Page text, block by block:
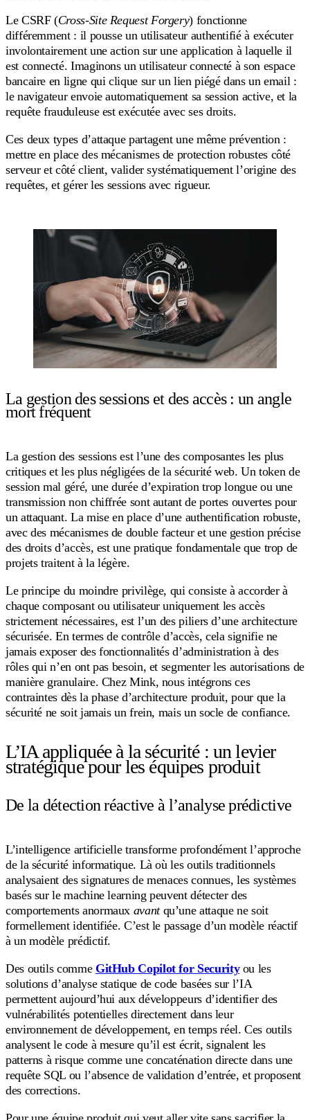
Le CSRF (Cross-Site Request Forgery) fonctionne
différemment : il pousse un utilisateur authentifié à exécuter
involontairement une action sur une application à laquelle il
est connecté. Imaginons un utilisateur connecté à son espace
bancaire en ligne qui clique sur un lien piégé dans un email :
le navigateur envoie automatiquement sa session active, et la
requête frauduleuse est exécutée avec ses droits.
Ces deux types d’attaque partagent une même prévention :
mettre en place des mécanismes de protection robustes côté
serveur et côté client, valider systématiquement l’origine des
requêtes, et gérer les sessions avec rigueur.
La gestion des sessions et des accès : un angle
mort fréquent
La gestion des sessions est l’une des composantes les plus
critiques et les plus négligées de la sécurité web. Un token de
session mal géré, une durée d’expiration trop longue ou une
transmission non chiffrée sont autant de portes ouvertes pour
un attaquant. La mise en place d’une authentification robuste,
avec des mécanismes de double facteur et une gestion précise
des droits d’accès, est une pratique fondamentale que trop de
projets traitent à la légère.
Le principe du moindre privilège, qui consiste à accorder à
chaque composant ou utilisateur uniquement les accès
strictement nécessaires, est l’un des piliers d’une architecture
sécurisée. En termes de contrôle d’accès, cela signifie ne
jamais exposer des fonctionnalités d’administration à des
rôles qui n’en ont pas besoin, et segmenter les autorisations de
manière granulaire. Chez Mink, nous intégrons ces
contraintes dès la phase d’architecture produit, pour que la
sécurité ne soit jamais un frein, mais un socle de confiance.
L’IA appliquée à la sécurité : un levier
stratégique pour les équipes produit
De la détection réactive à l’analyse prédictive
L’intelligence artificielle transforme profondément l’approche
de la sécurité informatique. Là où les outils traditionnels
analysaient des signatures de menaces connues, les systèmes
basés sur le machine learning peuvent détecter des
comportements anormaux avantqu’une attaque ne soit
formellement identifiée. C’est le passage d’un modèle réactif
à un modèle prédictif.
Des outils comme GitHub Copilot for Securityou les
solutions d’analyse statique de code basées sur l’IA
permettent aujourd’hui aux développeurs d’identifier des
vulnérabilités potentielles directement dans leur
environnement de développement, en temps réel. Ces outils
analysent le code à mesure qu’il est écrit, signalent les
patterns à risque comme une concaténation directe dans une
requête SQL ou l’absence de validation d’entrée, et proposent
des corrections.